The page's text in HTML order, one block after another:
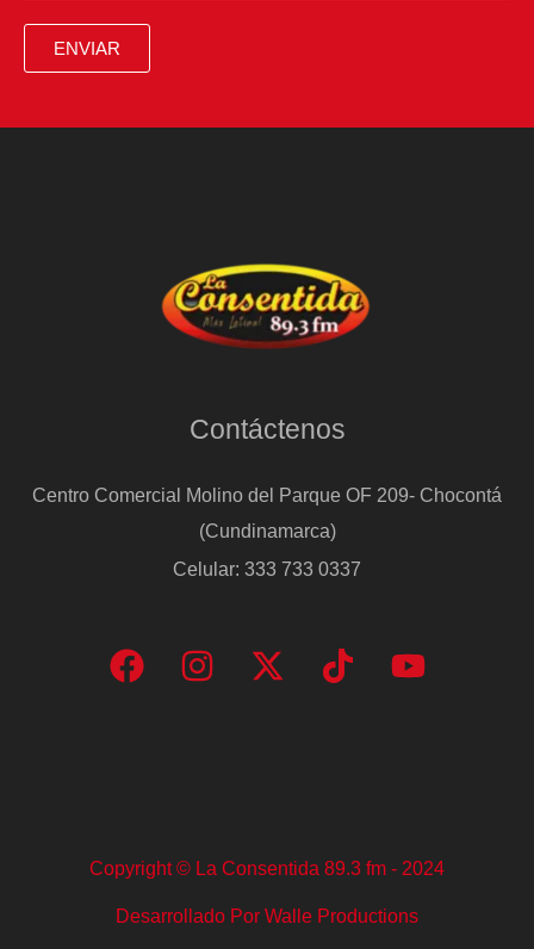
ENVIAR
Contáctenos
Centro Comercial Molino del Parque OF 209- Chocontá
(Cundinamarca)
Celular: 333 733 0337
Copyright © La Consentida 89.3 fm - 2024
Desarrollado Por Walle Productions